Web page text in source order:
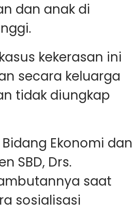
dan anak di
kekerasan ini
secara keluarga
tidak diungkap
Ekonomi dan
SBD, Drs.
saat
sosialisasi